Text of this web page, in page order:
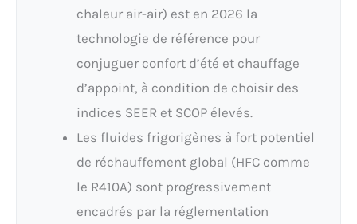
chaleur air-air) est en 2026 la
technologie de référence pour
conjuguer confort d’été et chauffage
d’appoint, à condition de choisir des
indices SEER et SCOP élevés.
Les fluides frigorigènes à fort potentiel
de réchauffement global (HFC comme
le R410A) sont progressivement
encadrés par la réglementation